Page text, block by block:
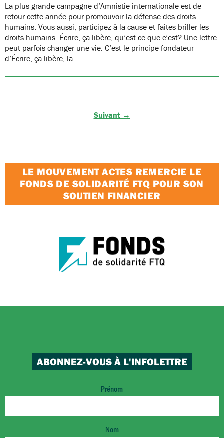
La plus grande campagne d’Amnistie internationale est de
retour cette année pour promouvoir la défense des droits
humains. Vous aussi, participez à la cause et faites briller les
droits humains. Écrire, ça libère, qu’est-ce que c’est? Une lettre
peut parfois changer une vie. C’est le principe fondateur
d’Écrire, ça libère, la…
Suivant →
LE MOUVEMENT ACTES REMERCIE LE
FONDS DE SOLIDARITÉ FTQ POUR SON
SOUTIEN FINANCIER
ABONNEZ-VOUS À L'INFOLETTRE
Prénom
Nom